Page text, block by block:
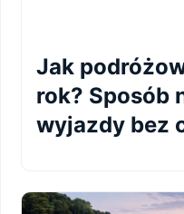
Jak
rok? Sposób
wyjazdy bez